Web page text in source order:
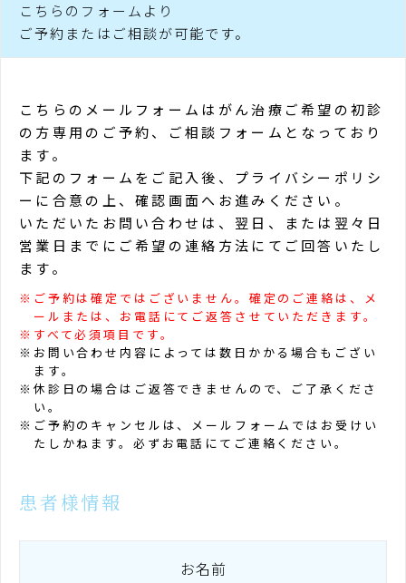
こちらのフォームより
ご予約またはご相談が可能です。
こちらのメールフォームはがん治療ご希望の初診
の方専用のご予約、ご相談フォームとなっており
ます。
下記のフォームをご記入後、プライバシーポリシ
ーに合意の上、確認画面へお進みください。
いただいたお問い合わせは、翌日、または翌々日
営業日までにご希望の連絡方法にてご回答いたし
ます。
ご予約は確定ではございません。確定のご連絡は、メ
ールまたは、お電話にてご返答させていただきます。
すべて必須項目です。
お問い合わせ内容によっては数日かかる場合もござい
ます。
休診日の場合はご返答できませんので、ご了承くださ
い。
ご予約のキャンセルは、メールフォームではお受けい
たしかねます。必ずお電話にてご連絡ください。
患者様情報
お名前